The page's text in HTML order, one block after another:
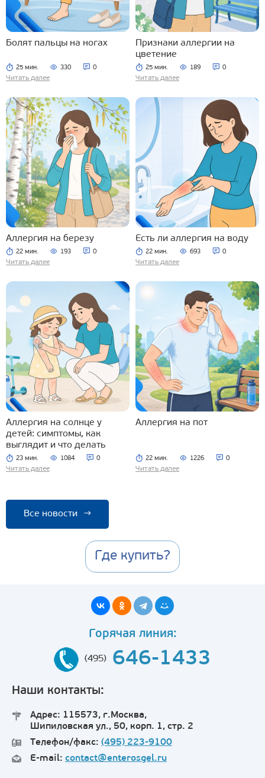
Болят пальцы на ногах
25 мин. 330 0
Читать далее
Признаки аллергии на
цветение
25 мин. 189 0
Читать далее
Аллергия на березу
22 мин. 193 0
Читать далее
Есть ли аллергия на воду
22 мин. 693 0
Читать далее
Аллергия на солнце у
детей: симптомы, как
выглядит и что делать
23 мин. 1084 0
Читать далее
Аллергия на пот
22 мин. 1226 0
Читать далее
Все новости →
Где купить?
Горячая линия:
(495) 646-1433
Наши контакты:
Адрес: 115573, г.Москва,
Шипиловская ул., 50, корп. 1, стр. 2
Телефон/факс: (495) 223-9100
E-mail: contact@enterosgel.ru